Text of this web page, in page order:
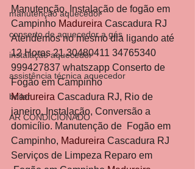
manutenção aquecedor
conserto de aquecedor a gás
instalação aquecedor
assistência técnica aquecedor
boiler
AR CONDICIONADO
Manutenção, Instalação de fogão em
Campinho Madureira Cascadura RJ
Atendemos no mesmo dia ligando até
12 Horas 21 30480411 34765340
999427837 whatszapp Conserto de
Fogão em Campinho
Madureira Cascadura RJ, Rio de
janeiro, Instalação, Conversão a
domicílio. Manutenção de  Fogão em
Campinho, Madureira Cascadura RJ
Serviços de Limpeza Reparo em